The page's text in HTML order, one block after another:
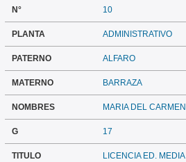
N° 10
PLANTA ADMINISTRATIVO
PATERNO ALFARO
MATERNO BARRAZA
NOMBRES MARIA DEL CARMEN
G 17
TITULO LICENCIA ED. MEDIA